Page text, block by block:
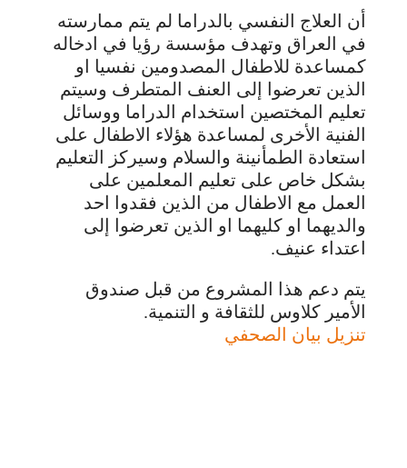
أن العلاج النفسي بالدراما لم يتم ممارسته
في العراق وتهدف مؤسسة رؤيا في ادخاله
كمساعدة للاطفال المصدومين نفسيا او
الذين تعرضوا إلى العنف المتطرف وسيتم
تعليم المختصين استخدام الدراما ووسائل
الفنية الأخرى لمساعدة هؤلاء الاطفال على
استعادة الطمأنينة والسلام وسيركز التعليم
بشكل خاص على تعليم المعلمين على
العمل مع الاطفال من الذين فقدوا احد
والديهما او كليهما او الذين تعرضوا إلى
اعتداء عنيف.
يتم دعم هذا المشروع من قبل صندوق
الأمير كلاوس للثقافة و التنمية.
تنزيل بيان الصحفي